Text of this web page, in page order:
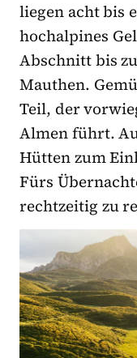
liegen acht bis
hochalpines
Abschnitt bis
Mauthen.
Teil, der
Almen führt.
Hütten zum
Fürs
rechtzeitig zu